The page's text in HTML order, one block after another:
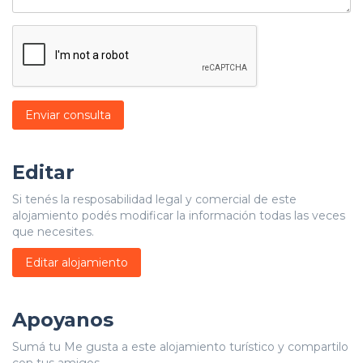
Enviar consulta
Editar
Si tenés la resposabilidad legal y comercial de este
alojamiento podés modificar la información todas las veces
que necesites.
Editar alojamiento
Apoyanos
Sumá tu Me gusta a este alojamiento turístico y compartilo